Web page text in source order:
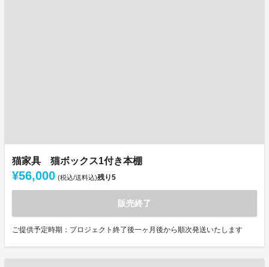
猫家具 猫ボックス1付き本棚
¥56,000 (税込/送料込)残り5
販売終了
ご提供予定時期：プロジェクト終了後一ヶ月後から順次発送いたします